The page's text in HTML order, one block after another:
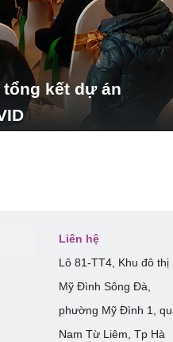
tổng kết dự án
Liên hệ
Lô 81-TT4, Khu đô thị
Mỹ Đình Sông Đà,
phường Mỹ Đình 1,
Nam Từ Liêm, Tp Hà